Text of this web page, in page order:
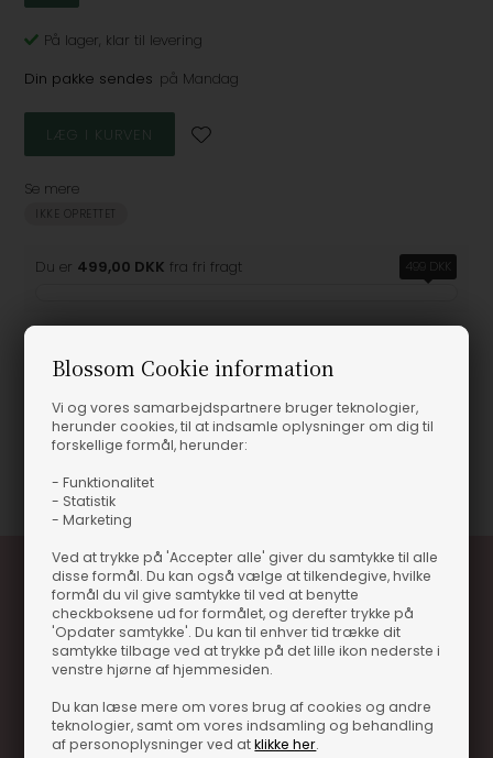
Blossom Cookie information
Vi og vores samarbejdspartnere bruger teknologier,
herunder cookies, til at indsamle oplysninger om dig til
forskellige formål, herunder:
- Funktionalitet
- Statistik
- Marketing
Ved at trykke på 'Accepter alle' giver du samtykke til alle
disse formål. Du kan også vælge at tilkendegive, hvilke
formål du vil give samtykke til ved at benytte
checkboksene ud for formålet, og derefter trykke på
'Opdater samtykke'. Du kan til enhver tid trække dit
samtykke tilbage ved at trykke på det lille ikon nederste i
venstre hjørne af hjemmesiden.
Du kan læse mere om vores brug af cookies og andre
teknologier, samt om vores indsamling og behandling
af personoplysninger ved atklikke her.
På lager, klar til levering
Din pakke sendes på Mandag
Se mere
IKKE OPRETTET
Du er 499,00 DKK fra fri fragt 499 DKK
Optjen 3% i bonuskroner når du handler
Særlige, eksklusive tilbud kun til klubkunder